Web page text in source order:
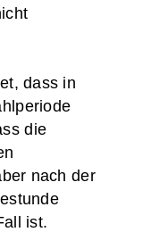
dass in
die
nach der
ist.